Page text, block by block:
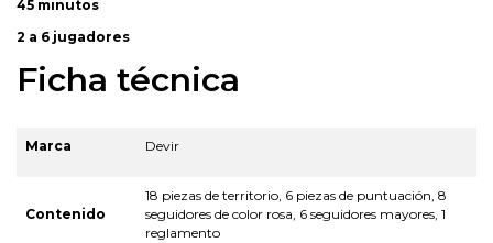
45 minutos
2 a 6 jugadores
Ficha técnica
Marca Devir
Contenido
18 piezas de territorio, 6 piezas de puntuación, 8
seguidores de color rosa, 6 seguidores mayores, 1
reglamento